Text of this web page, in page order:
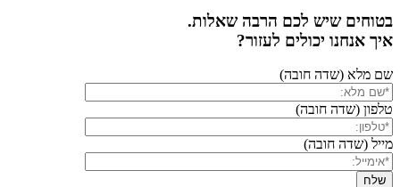
בטוחים שיש לכם הרבה שאלות.
איך אנחנו יכולים לעזור?
שם מלא (שדה חובה)
טלפון (שדה חובה)
מייל (שדה חובה)